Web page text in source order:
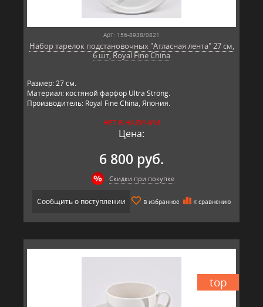
Арт: 156-8938/0821
Набор тарелок подстановочных "Атласная лента" 27 см,
6 шт, Royal Fine China
Размер: 27 см.
Материал: костяной фарфор Ultra Strong.
Производитель: Royal Fine China, Япония.
НЕТ В НАЛИЧИИ
Цена:
6 800 руб.
Скидки при покупке
Сообщить о поступлении В избранное К сравнению
top